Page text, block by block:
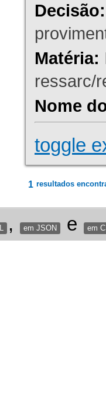
Decisão:
Matéria:
ressarc/
Nome
toggle
1 resultados
, em JSON e em